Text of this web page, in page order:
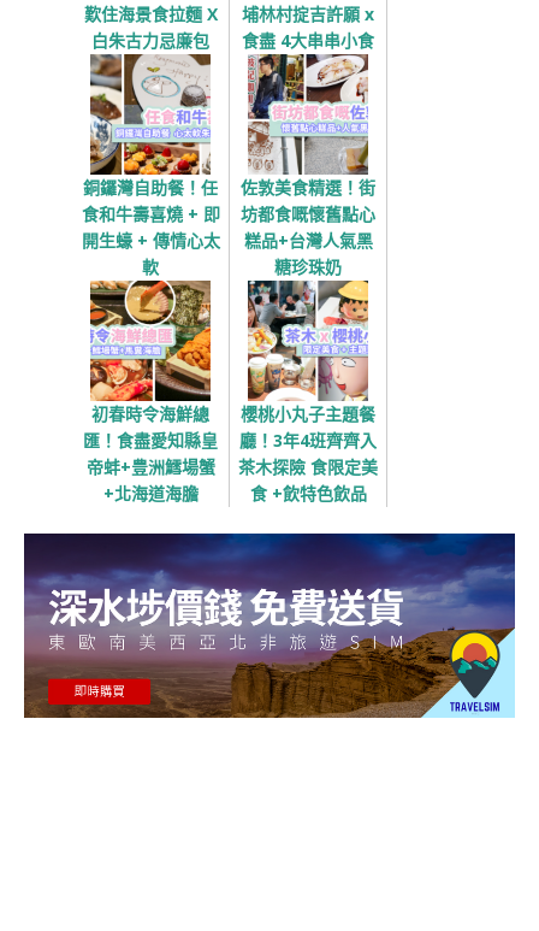
歎住海景食拉麵 X
白朱古力忌廉包
埔林村掟吉許願 x
食盡 4大串串小食
銅鑼灣自助餐！任
食和牛壽喜燒 + 即
開生蠔 + 傳情心太
軟
佐敦美食精選！街
坊都食嘅懷舊點心
糕品+台灣人氣黑
糖珍珠奶
初春時令海鮮總
匯！食盡愛知縣皇
帝蚌+豊洲鱈場蟹
+北海道海膽
櫻桃小丸子主題餐
廳！3年4班齊齊入
茶木探險 食限定美
食 +飲特色飲品